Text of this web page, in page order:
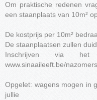
Om praktische redenen
een staanplaats van 10m²
De kostprijs per 10m²
De staanplaatsen zullen
Inschrijven via
www.sinaaileeft.be/
Opgelet: wagens mogen in
jullie